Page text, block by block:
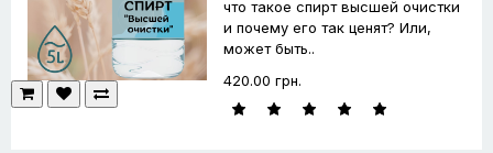
что такое спирт высшей очистки
и почему его так ценят? Или,
может быть..
420.00 грн.